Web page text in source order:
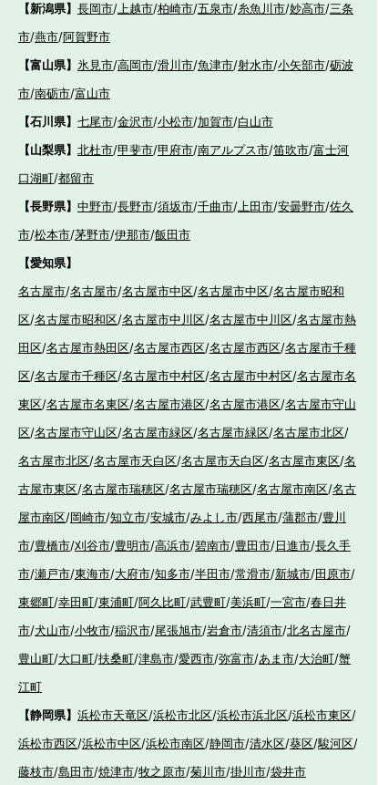
【新潟県】 長岡市/上越市/柏崎市/五泉市/糸魚川市/妙高市/三条
市/燕市/阿賀野市
【富山県】 氷見市/高岡市/滑川市/魚津市/射水市/小矢部市/砺波
市/南砺市/富山市
【石川県】 七尾市/金沢市/小松市/加賀市/白山市
【山梨県】 北杜市/甲斐市/甲府市/南アルプス市/笛吹市/富士河
口湖町/都留市
【長野県】 中野市/長野市/須坂市/千曲市/上田市/安曇野市/佐久
市/松本市/茅野市/伊那市/飯田市
【愛知県】
名古屋市/名古屋市/名古屋市中区/名古屋市中区/名古屋市昭和
区/名古屋市昭和区/名古屋市中川区/名古屋市中川区/名古屋市熱
田区/名古屋市熱田区/名古屋市西区/名古屋市西区/名古屋市千種
区/名古屋市千種区/名古屋市中村区/名古屋市中村区/名古屋市名
東区/名古屋市名東区/名古屋市港区/名古屋市港区/名古屋市守山
区/名古屋市守山区/名古屋市緑区/名古屋市緑区/名古屋市北区/
名古屋市北区/名古屋市天白区/名古屋市天白区/名古屋市東区/名
古屋市東区/名古屋市瑞穂区/名古屋市瑞穂区/名古屋市南区/名古
屋市南区/岡崎市/知立市/安城市/みよし市/西尾市/蒲郡市/豊川
市/豊橋市/刈谷市/豊明市/高浜市/碧南市/豊田市/日進市/長久手
市/瀬戸市/東海市/大府市/知多市/半田市/常滑市/新城市/田原市/
東郷町/幸田町/東浦町/阿久比町/武豊町/美浜町/一宮市/春日井
市/犬山市/小牧市/稲沢市/尾張旭市/岩倉市/清須市/北名古屋市/
豊山町/大口町/扶桑町/津島市/愛西市/弥富市/あま市/大治町/蟹
江町
【静岡県】 浜松市天竜区/浜松市北区/浜松市浜北区/浜松市東区/
浜松市西区/浜松市中区/浜松市南区/静岡市/清水区/葵区/駿河区/
藤枝市/島田市/焼津市/牧之原市/菊川市/掛川市/袋井市